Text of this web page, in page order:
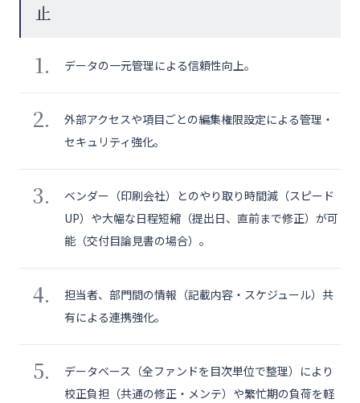
止
データの一元管理による信頼性向上。
外部アクセスや項目ごとの編集権限設定による管理・
セキュリティ強化。
ベンダー（印刷会社）とのやり取り時間減（スピード
UP）や大幅な日程短縮（提出日、直前まで修正）が可
能（交付目論見書の場合）。
担当者、部門間の情報（記載内容・スケジュール）共
有による連携強化。
データベース（全ファンドを目次単位で整理）により
校正負担（共通の修正・メンテ）や繁忙期の負荷を軽